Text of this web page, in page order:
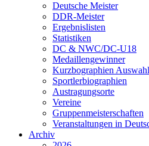
Deutsche Meister
DDR-Meister
Ergebnislisten
Statistiken
DC & NWC/DC-U18
Medaillengewinner
Kurzbographien
Sportlerbiographien
Austragungsorte
Vereine
Gruppenmeisterschaften
Veranstaltungen in
Archiv